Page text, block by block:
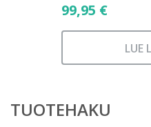
99,95 €
LUE
TUOTEHAKU